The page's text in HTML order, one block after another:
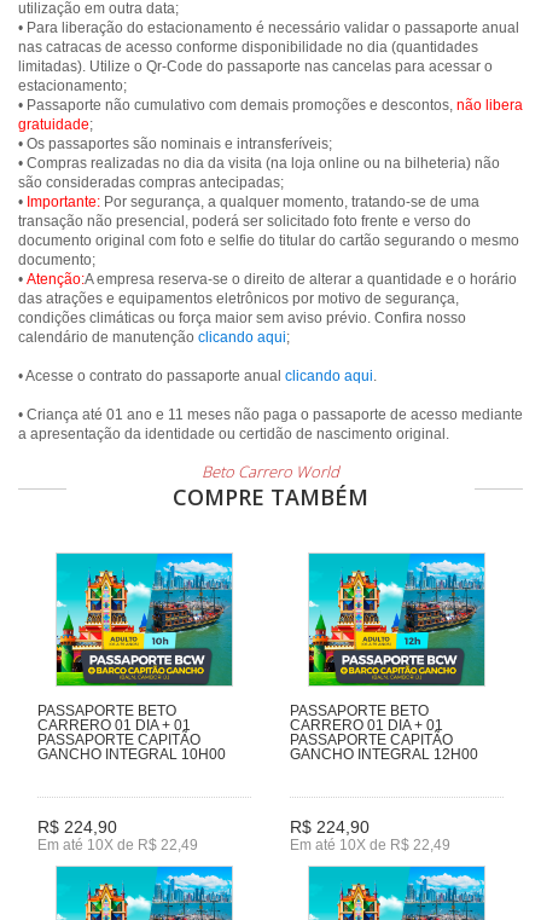
utilização em outra data;
• Para liberação do estacionamento é necessário validar o passaporte anual
nas catracas de acesso conforme disponibilidade no dia (quantidades
limitadas). Utilize o Qr-Code do passaporte nas cancelas para acessar o
estacionamento;
• Passaporte não cumulativo com demais promoções e descontos, não libera
gratuidade;
• Os passaportes são nominais e intransferíveis;
• Compras realizadas no dia da visita (na loja online ou na bilheteria) não
são consideradas compras antecipadas;
• Importante: Por segurança, a qualquer momento, tratando-se de uma
transação não presencial, poderá ser solicitado foto frente e verso do
documento original com foto e selfie do titular do cartão segurando o mesmo
documento;
• Atenção:A empresa reserva-se o direito de alterar a quantidade e o horário
das atrações e equipamentos eletrônicos por motivo de segurança,
condições climáticas ou força maior sem aviso prévio. Confira nosso
calendário de manutenção clicando aqui;
• Acesse o contrato do passaporte anual clicando aqui.
• Criança até 01 ano e 11 meses não paga o passaporte de acesso mediante
a apresentação da identidade ou certidão de nascimento original.
Beto Carrero World
COMPRE TAMBÉM
PASSAPORTE BETO
CARRERO 01 DIA + 01
PASSAPORTE CAPITÃO
GANCHO INTEGRAL 10H00
R$ 224,90
Em até 10X de R$ 22,49
PASSAPORTE BETO
CARRERO 01 DIA + 01
PASSAPORTE CAPITÃO
GANCHO INTEGRAL 12H00
R$ 224,90
Em até 10X de R$ 22,49